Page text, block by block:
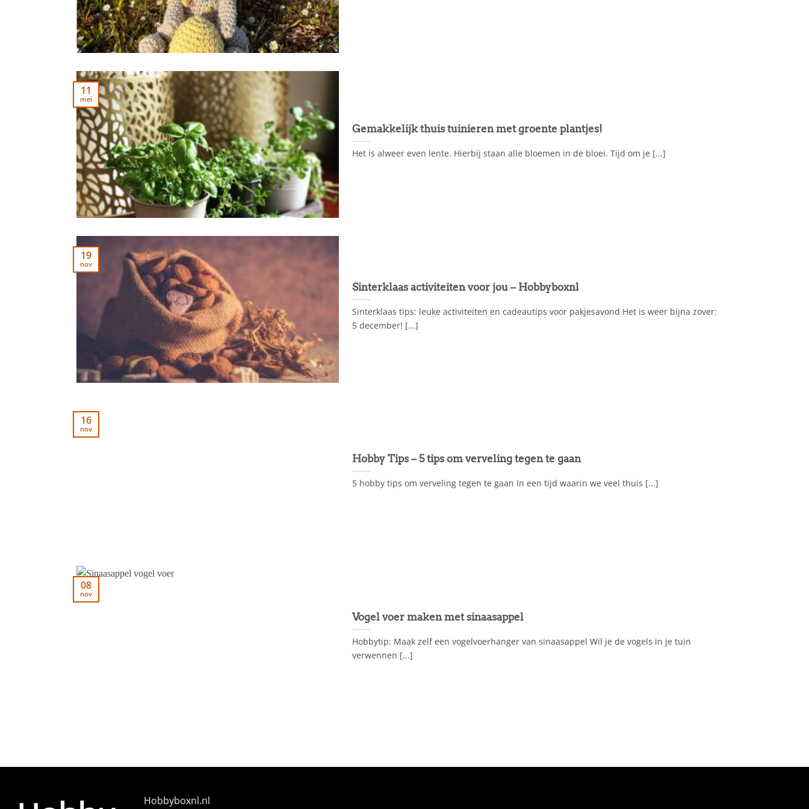
Gemakkelijk thuis tuinieren met groente plantjes!
Het is alweer even lente. Hierbij staan alle bloemen in de bloei. Tijd om je [...]
11
mei
Sinterklaas activiteiten voor jou – Hobbyboxnl
Sinterklaas tips: leuke activiteiten en cadeautips voor pakjesavond Het is weer bijna zover:
5 december! [...]
19
nov
Hobby Tips – 5 tips om verveling tegen te gaan
5 hobby tips om verveling tegen te gaan In een tijd waarin we veel thuis [...]
16
nov
Vogel voer maken met sinaasappel
Hobbytip: Maak zelf een vogelvoerhanger van sinaasappel Wil je de vogels in je tuin
verwennen [...]
08
nov
Hobbyboxnl.nl